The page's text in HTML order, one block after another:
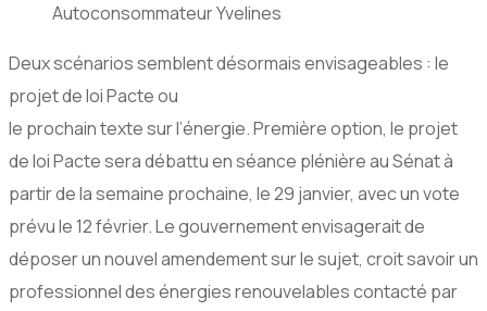
Autoconsommateur Yvelines
Deux scénarios semblent désormais envisageables : le
projet de loi Pacte ou
le prochain texte sur l’énergie. Première option, le projet
de loi Pacte sera débattu en séance plénière au Sénat à
partir de la semaine prochaine, le 29 janvier, avec un vote
prévu le 12 février. Le gouvernement envisagerait de
déposer un nouvel amendement sur le sujet, croit savoir un
professionnel des énergies renouvelables contacté par